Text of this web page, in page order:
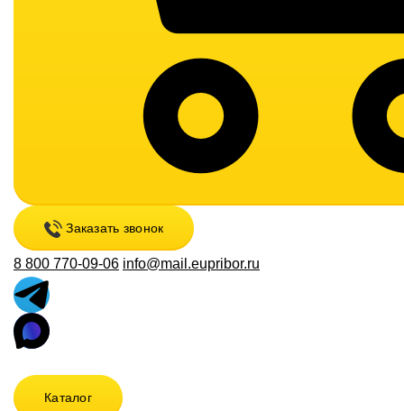
Заказать звонок
8 800 770-09-06 info@mail.eupribor.ru
Каталог